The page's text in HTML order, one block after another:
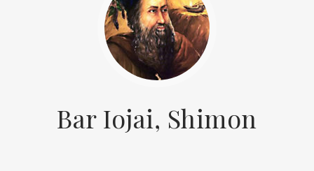
Bar Iojai, Shimon